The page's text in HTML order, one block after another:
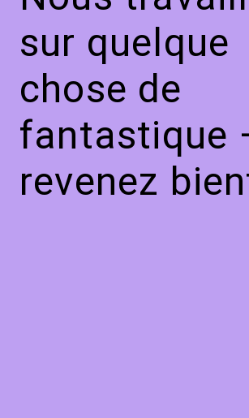
sur quelque
chose de
fantastique
revenez